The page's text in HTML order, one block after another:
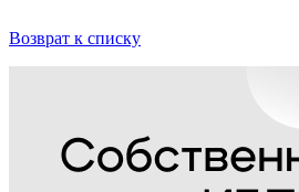
Возврат к списку